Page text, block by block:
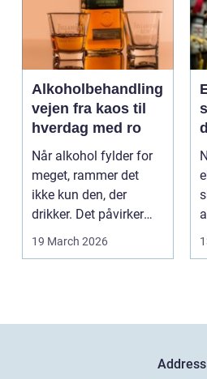
Alkoholbehandling
vejen fra kaos til
hverdag med ro
Når alkohol fylder for
meget, rammer det
ikke kun den, der
drikker. Det påvirker
også familie, arbej...
19 March 2026
Address